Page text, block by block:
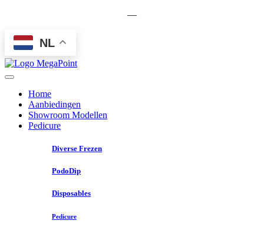
—
NL
Home
Aanbiedingen
Showroom Modellen
Pedicure
Diverse Frezen
PodoDip
Disposables
Pedicure